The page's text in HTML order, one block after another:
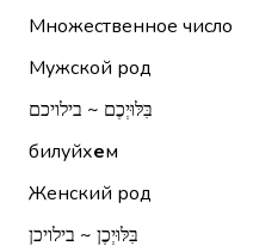
Множественное число
Мужской род
בִּלּוּיְכֶם ~ בילויכם
билуйхем
Женский род
בִּלּוּיְכֶן ~ בילויכן